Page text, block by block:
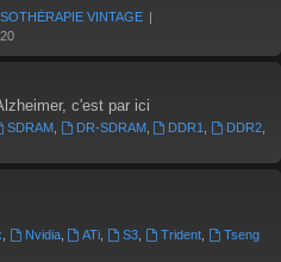
VINTAGE
c'est par ici
SDRAM, DR-SDRAM, DDR1 DDR2
Nvidia, ATi S3 Trident
Tseng